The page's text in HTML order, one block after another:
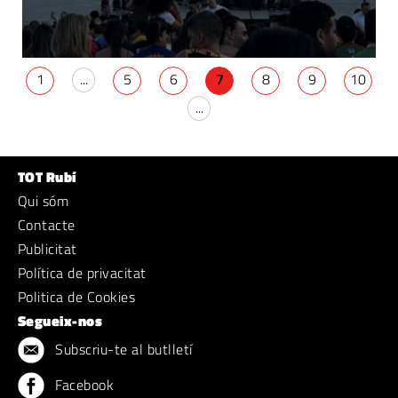
1 ... 5 6 7 8 9
10
...
TOT Rubí
Qui sóm
Contacte
Publicitat
Política de privacitat
Politica de Cookies
Segueix-nos
Subscriu-te al butlletí
Facebook